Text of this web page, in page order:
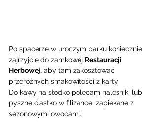
Po spacerze w uroczym parku koniecznie
zajrzyjcie do zamkowej Restauracji
Herbowej, aby tam zakosztować
przeróżnych smakowitości z karty.
Do kawy na słodko polecam naleśniki lub
pyszne ciastko w filiżance, zapiekane z
sezonowymi owocami.